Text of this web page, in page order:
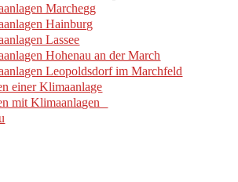
Marchegg
Hainburg
Lassee
Hohenau an der March
Leopoldsdorf im Marchfeld
einer Klimaanlage
mit Klimaanlagen